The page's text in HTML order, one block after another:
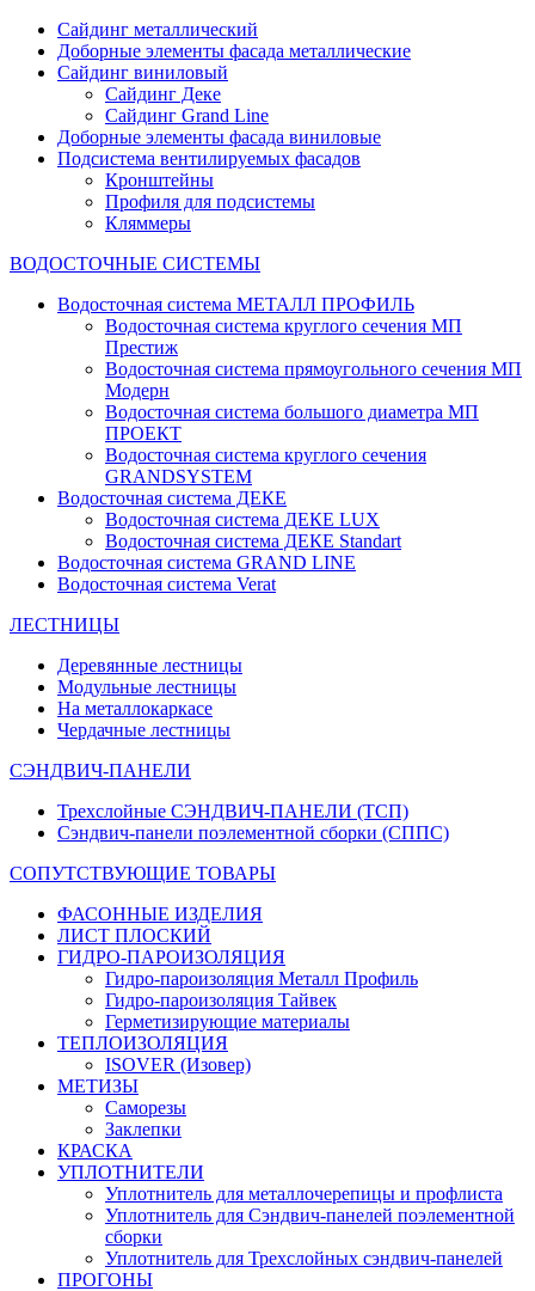
Сайдинг металлический
Доборные элементы фасада металлические
Сайдинг виниловый
Сайдинг Деке
Сайдинг Grand Line
Доборные элементы фасада виниловые
Подсистема вентилируемых фасадов
Кронштейны
Профиля для подсистемы
Кляммеры
ВОДОСТОЧНЫЕ СИСТЕМЫ
Водосточная система МЕТАЛЛ ПРОФИЛЬ
Водосточная система круглого сечения МП
Престиж
Водосточная система прямоугольного сечения МП
Модерн
Водосточная система большого диаметра МП
ПРОЕКТ
Водосточная система круглого сечения
GRANDSYSTEM
Водосточная система ДЕКЕ
Водосточная система ДЕКЕ LUX
Водосточная система ДЕКЕ Standart
Водосточная система GRAND LINE
Водосточная система Verat
ЛЕСТНИЦЫ
Деревянные лестницы
Модульные лестницы
На металлокаркасе
Чердачные лестницы
СЭНДВИЧ-ПАНЕЛИ
Трехслойные СЭНДВИЧ-ПАНЕЛИ (ТСП)
Сэндвич-панели поэлементной сборки (СППС)
СОПУТСТВУЮЩИЕ ТОВАРЫ
ФАСОННЫЕ ИЗДЕЛИЯ
ЛИСТ ПЛОСКИЙ
ГИДРО-ПАРОИЗОЛЯЦИЯ
Гидро-пароизоляция Металл Профиль
Гидро-пароизоляция Тайвек
Герметизирующие материалы
ТЕПЛОИЗОЛЯЦИЯ
ISOVER (Изовер)
МЕТИЗЫ
Саморезы
Заклепки
КРАСКА
УПЛОТНИТЕЛИ
Уплотнитель для металлочерепицы и профлиста
Уплотнитель для Сэндвич-панелей поэлементной
сборки
Уплотнитель для Трехслойных сэндвич-панелей
ПРОГОНЫ